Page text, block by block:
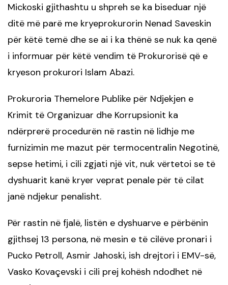
Mickoski gjithashtu u shpreh se ka biseduar një
ditë më parë me kryeprokurorin Nenad Saveskin
për këtë temë dhe se ai i ka thënë se nuk ka qenë
i informuar për këtë vendim të Prokurorisë që e
kryeson prokurori Islam Abazi.
Prokuroria Themelore Publike për Ndjekjen e
Krimit të Organizuar dhe Korrupsionit ka
ndërprerë procedurën në rastin në lidhje me
furnizimin me mazut për termocentralin Negotinë,
sepse hetimi, i cili zgjati një vit, nuk vërtetoi se të
dyshuarit kanë kryer veprat penale për të cilat
janë ndjekur penalisht.
Për rastin në fjalë, listën e dyshuarve e përbënin
gjithsej 13 persona, në mesin e të cilëve pronari i
Pucko Petroll, Asmir Jahoski, ish drejtori i EMV-së,
Vasko Kovaçevski i cili prej kohësh ndodhet në